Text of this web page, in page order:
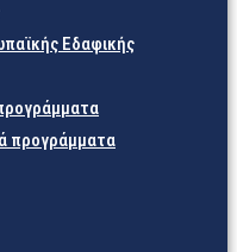
Εδαφικής
προγράμματα